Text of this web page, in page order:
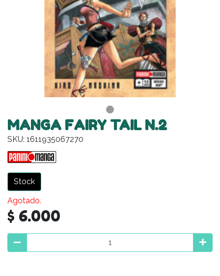
MANGA FAIRY TAIL N.2
SKU: 1611935067270
Stock
Agotado.
$ 6.000